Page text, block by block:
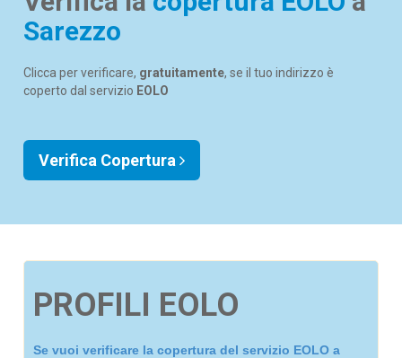
Sarezzo
Clicca per verificare, gratuitamente, se il tuo indirizzo è
coperto dal servizio EOLO
Verifica Copertura
PROFILI EOLO
Se vuoi verificare la copertura del servizio EOLO a